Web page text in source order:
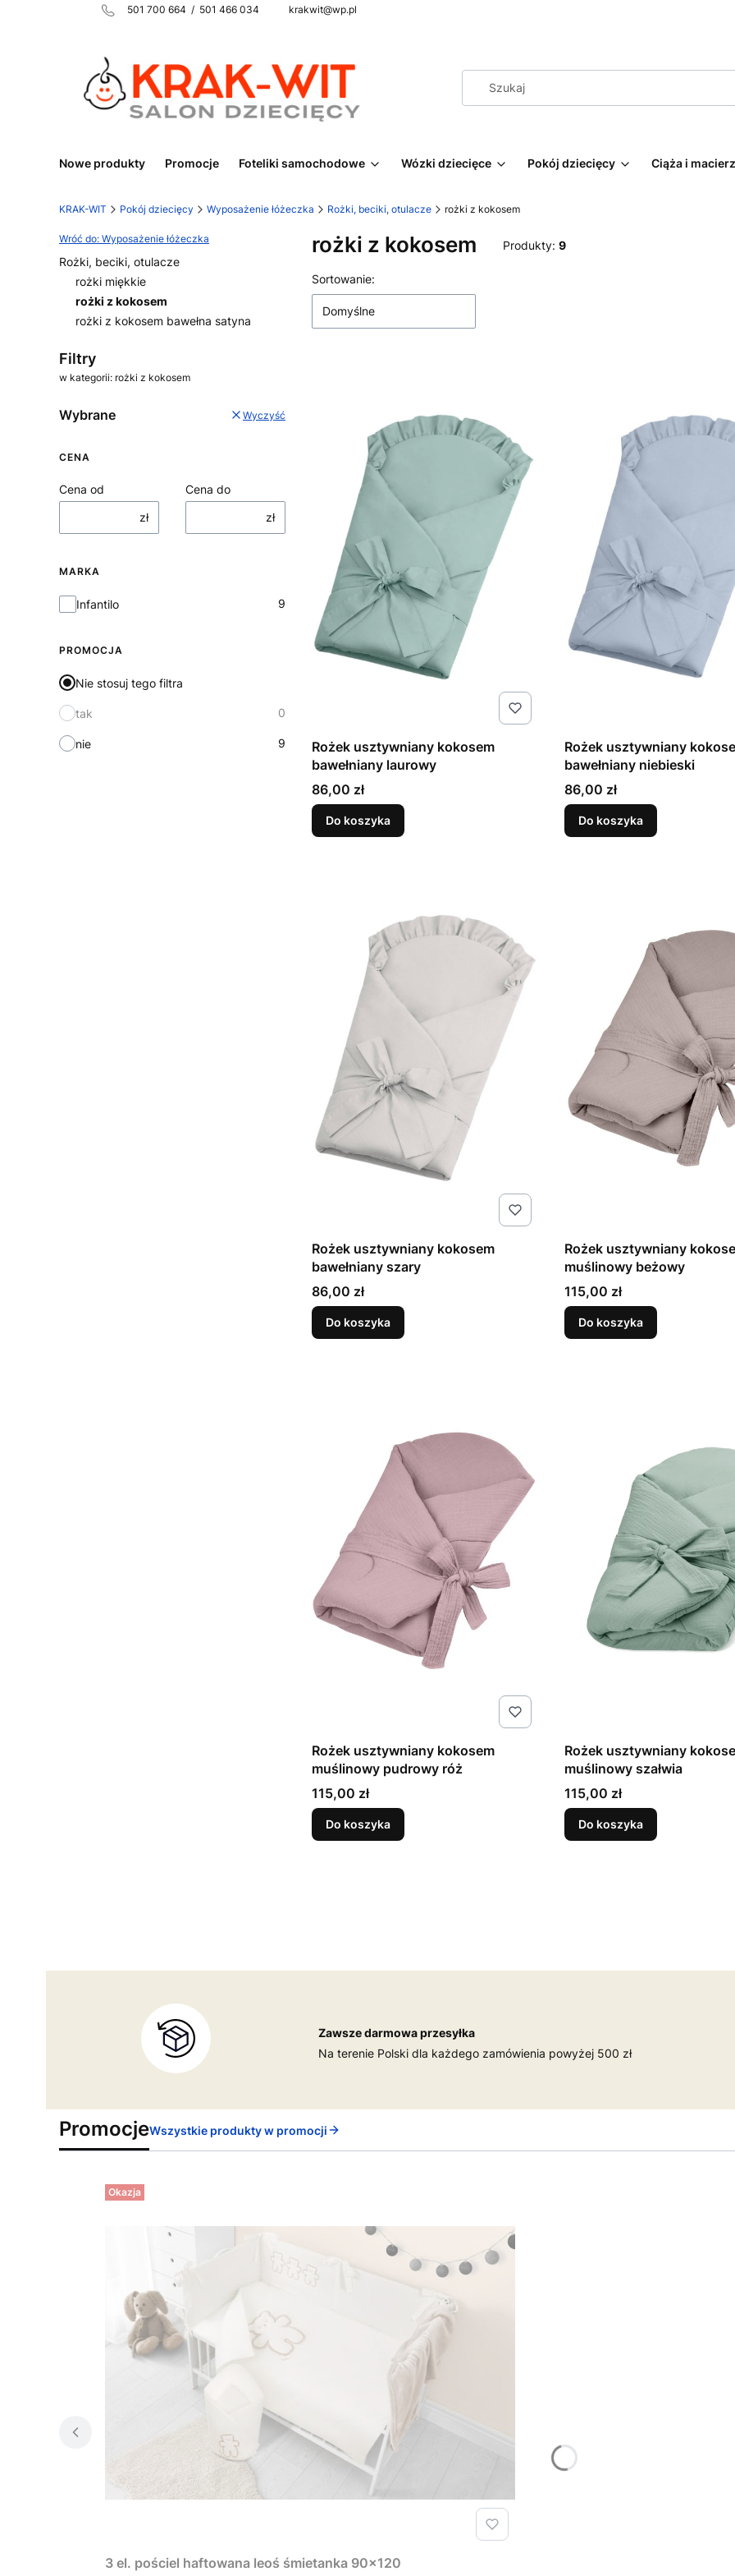
501 700 664 / 501 466 034 krakwit@wp.pl
Nowe produkty Promocje Foteliki samochodowe Wózki dziecięce Pokój dziecięcy Ciąża i
KRAK-WIT Pokój dziecięcy Wyposażenie łóżeczka Rożki, beciki, otulacze rożki z kokosem
Wróć do: Wyposażenie łóżeczka
Rożki, beciki, otulacze
rożki miękkie
rożki z kokosem
rożki z kokosem bawełna satyna
Filtry
w kategorii: rożki z kokosem
Wybrane Wyczyść
CENA
Cena od
zł
Cena do
zł
MARKA
Marka
Infantilo 9
PROMOCJA
Nie stosuj tego filtra
tak 0
nie 9
rożki z kokosem Produkty: 9
Lista produktów
Sortowanie:
Domyślne
Rożek usztywniany kokosem
bawełniany laurowy
Cena
86,00 zł
Do koszyka
Rożek usztywniany
bawełniany niebieski
Cena
86,00 zł
Do koszyka
Rożek usztywniany kokosem
bawełniany szary
Cena
86,00 zł
Do koszyka
Rożek usztywniany
muślinowy beżowy
Cena
115,00 zł
Do koszyka
Rożek usztywniany kokosem
muślinowy pudrowy róż
Cena
115,00 zł
Do koszyka
Rożek usztywniany
muślinowy szałwia
Cena
115,00 zł
Do koszyka
Zawsze darmowa przesyłka
Na terenie Polski dla każdego zamówienia powyżej 500 zł
PromocjeWszystkie produkty w promocji
Okazja
3 el. pościel haftowana leoś śmietanka 90x120